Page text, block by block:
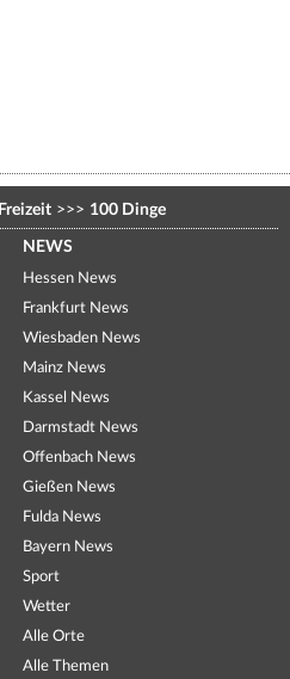
Freizeit >>> 100 Dinge
NEWS
Hessen News
Frankfurt News
Wiesbaden News
Mainz News
Kassel News
Darmstadt News
Offenbach News
Gießen News
Fulda News
Bayern News
Sport
Wetter
Alle Orte
Alle Themen